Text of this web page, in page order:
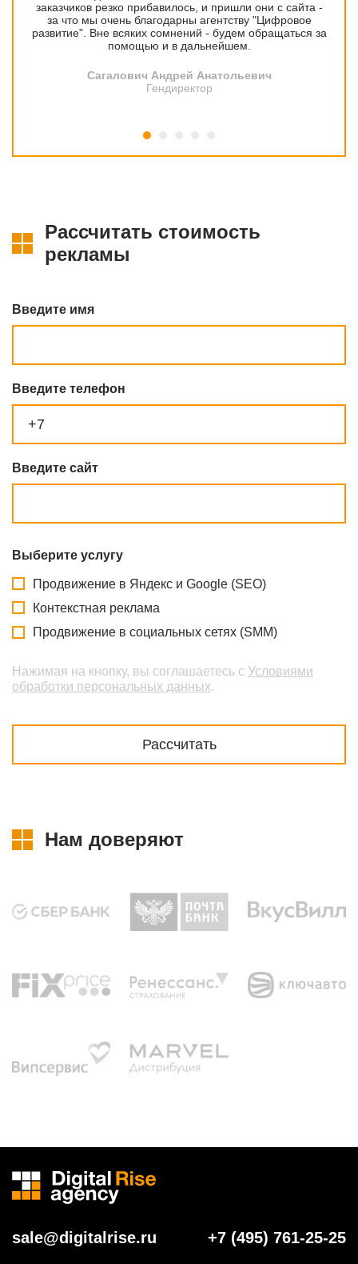
заказчиков резко прибавилось, и пришли они с сайта -
за что мы очень благодарны агентству "Цифровое
развитие". Вне всяких сомнений - будем обращаться за
помощью и в дальнейшем.
Сагалович Андрей Анатольевич
Гендиректор
Рассчитать стоимость
рекламы
Введите имя
Введите телефон
Введите сайт
Выберите услугу
Продвижение в Яндекс и Google (SEO)
Контекстная реклама
Продвижение в социальных сетях (SMM)
Нажимая на кнопку, вы соглашаетесь с Условиями
обработки персональных данных.
Нам доверяют
sale@digitalrise.ru +7 (495) 761-25-25